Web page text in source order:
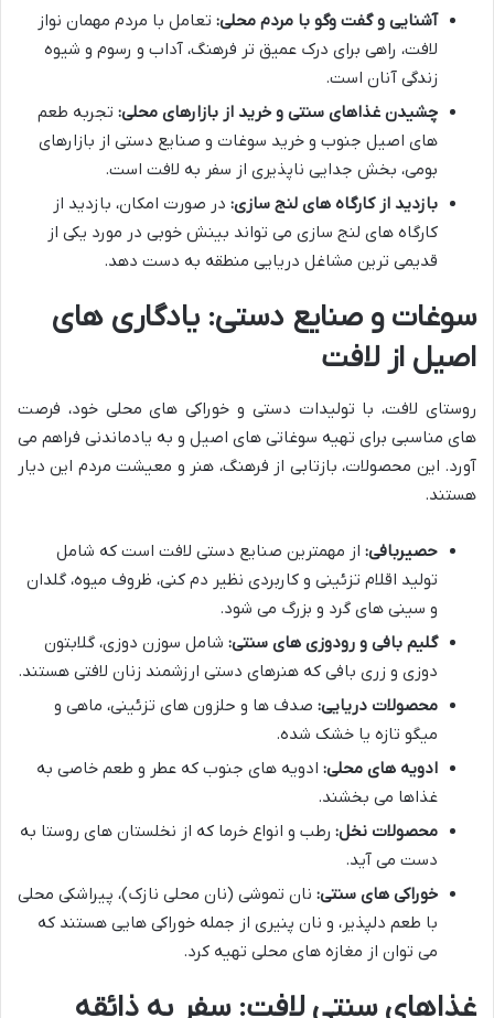
آشنایی و گفت وگو با مردم محلی: تعامل با مردم مهمان نواز
لافت، راهی برای درک عمیق تر فرهنگ، آداب و رسوم و شیوه
زندگی آنان است.
چشیدن غذاهای سنتی و خرید از بازارهای محلی: تجربه طعم
های اصیل جنوب و خرید سوغات و صنایع دستی از بازارهای
بومی، بخش جدایی ناپذیری از سفر به لافت است.
بازدید از کارگاه های لنج سازی: در صورت امکان، بازدید از
کارگاه های لنج سازی می تواند بینش خوبی در مورد یکی از
قدیمی ترین مشاغل دریایی منطقه به دست دهد.
سوغات و صنایع دستی: یادگاری های
اصیل از لافت
روستای لافت، با تولیدات دستی و خوراکی های محلی خود، فرصت
های مناسبی برای تهیه سوغاتی های اصیل و به یادماندنی فراهم می
آورد. این محصولات، بازتابی از فرهنگ، هنر و معیشت مردم این دیار
هستند.
حصیربافی: از مهمترین صنایع دستی لافت است که شامل
تولید اقلام تزئینی و کاربردی نظیر دم کنی، ظروف میوه، گلدان
و سینی های گرد و بزرگ می شود.
گلیم بافی و رودوزی های سنتی: شامل سوزن دوزی، گلابتون
دوزی و زری بافی که هنرهای دستی ارزشمند زنان لافتی هستند.
محصولات دریایی: صدف ها و حلزون های تزئینی، ماهی و
میگو تازه یا خشک شده.
ادویه های محلی: ادویه های جنوب که عطر و طعم خاصی به
غذاها می بخشند.
محصولات نخل: رطب و انواع خرما که از نخلستان های روستا به
دست می آید.
خوراکی های سنتی: نان تموشی (نان محلی نازک)، پیراشکی محلی
با طعم دلپذیر، و نان پنیری از جمله خوراکی هایی هستند که
می توان از مغازه های محلی تهیه کرد.
غذاهای سنتی لافت: سفر به ذائقه